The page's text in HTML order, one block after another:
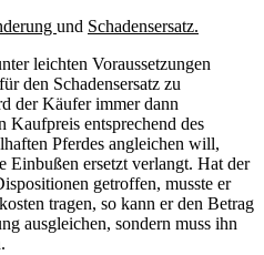
und Schadensersatz.
leichten Voraussetzungen
den Schadensersatz zu
der Käufer immer dann
Kaufpreis entsprechend des
Pferdes angleichen will,
Einbußen ersetzt verlangt. Hat der
getroffen, musste er
tragen, so kann er den Betrag
ausgleichen, sondern muss ihn